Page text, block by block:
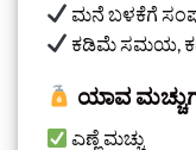
ಮನೆ ಬಳಕೆಗೆ
ಕಡಿಮೆ ಸಮಯ,
ಯಾವ
ಎಣ್ಣೆ ಮಚ್ಚು